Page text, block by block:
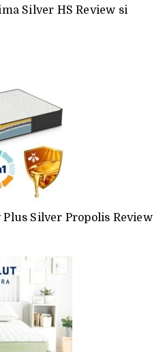
Silver HS Review si
Silver Propolis Review